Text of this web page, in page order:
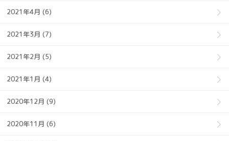
2021年4月 (6)
2021年3月 (7)
2021年2月 (5)
2021年1月 (4)
2020年12月 (9)
2020年11月 (6)